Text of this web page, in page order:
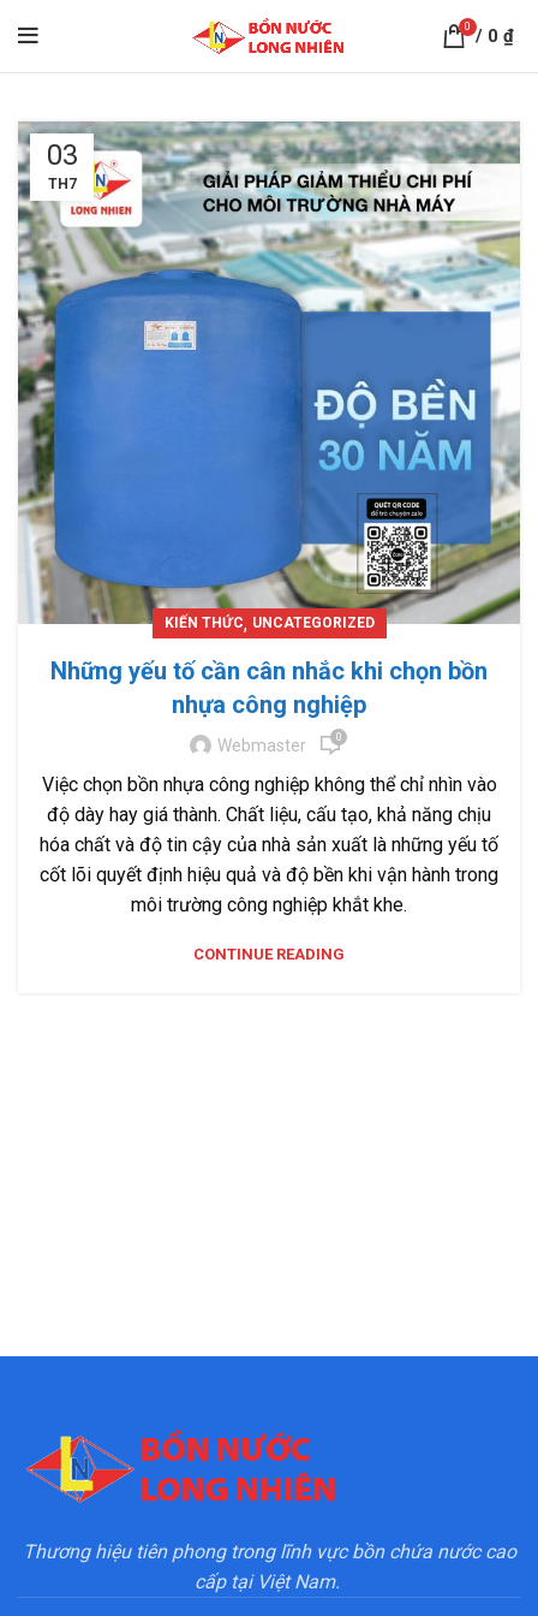
0 / 0₫
03
TH7
KIẾN THỨC, UNCATEGORIZED
Những yếu tố cần cân nhắc khi chọn bồn
nhựa công nghiệp
Webmaster 0
Việc chọn bồn nhựa công nghiệp không thể chỉ nhìn vào
độ dày hay giá thành. Chất liệu, cấu tạo, khả năng chịu
hóa chất và độ tin cậy của nhà sản xuất là những yếu tố
cốt lõi quyết định hiệu quả và độ bền khi vận hành trong
môi trường công nghiệp khắt khe.
CONTINUE READING
Thương hiệu tiên phong trong lĩnh vực bồn chứa nước cao
cấp tại Việt Nam.